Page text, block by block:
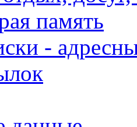
память
-